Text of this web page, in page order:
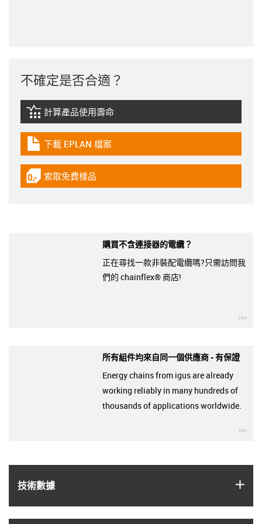
技術數據
不確定是否合適？
igus-icon-lebensdauerrechner
計算產品使用壽命
igus-icon-download-plan
下載 EPLAN 檔案
igus-icon-gratismuster
索取免費樣品
購買不含連接器的電纜？
正在尋找一款非裝配電纜嗎?只需訪問我
們的 chainflex® 商店!
所有組件均來自同一個供應商 - 有保證
Energy chains from igus are already
working reliably in many hundreds of
thousands of applications worldwide.